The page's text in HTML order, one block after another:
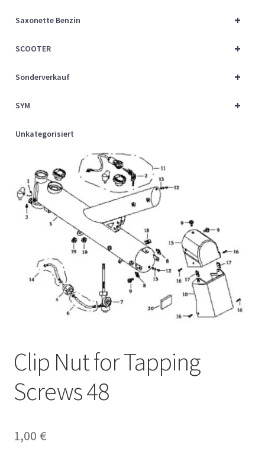
+
Saxonette Benzin
+
SCOOTER
+
Sonderverkauf
+
SYM
Unkategorisiert
Clip Nut for Tapping
Screws 48
1,00 €